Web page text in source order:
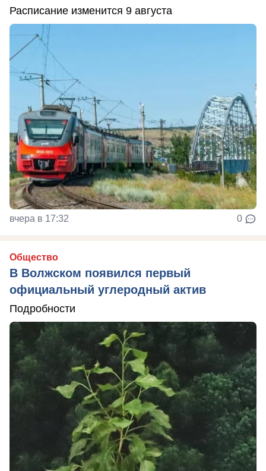
Расписание изменится 9 августа
вчера в 17:32 0
Общество
В Волжском появился первый
официальный углеродный актив
Подробности